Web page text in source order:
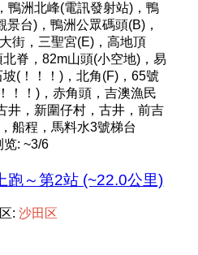
鴨洲北峰(電訊發射站)，鴨
台)，鴨洲公眾碼頭(B)，
街，三聖宮(E)，高地頂
脊，82m山頭(小空地)，易
(！！！)，北角(F)，65號
！！)，赤角頭，吉澳漁民
井，新圍仔村，古井，前吉
船程，馬料水3號梯台
览: ~3/6
跑～第2站 (~22.0公里)
:沙田 区